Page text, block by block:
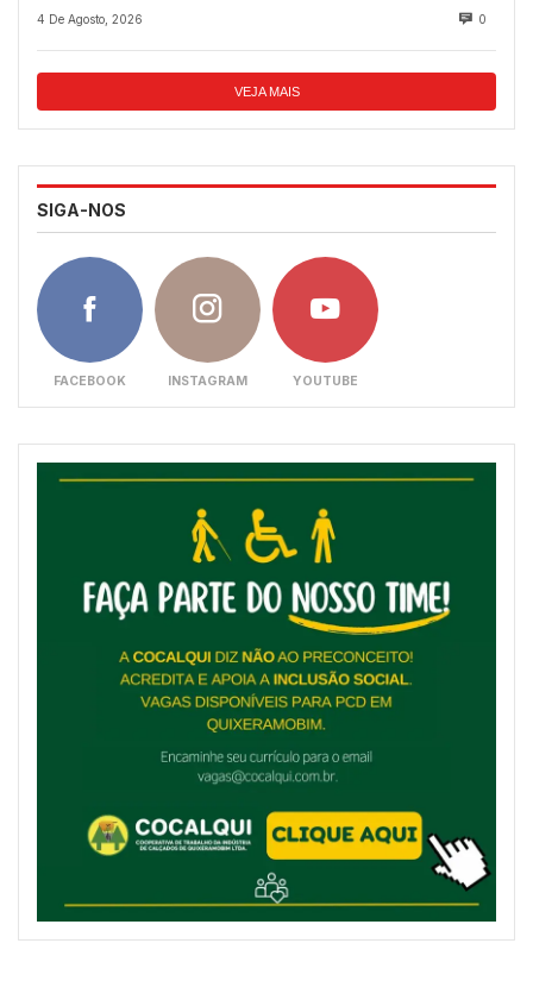
4 De Agosto, 2026 0
VEJA MAIS
SIGA-NOS
FACEBOOK INSTAGRAM YOUTUBE